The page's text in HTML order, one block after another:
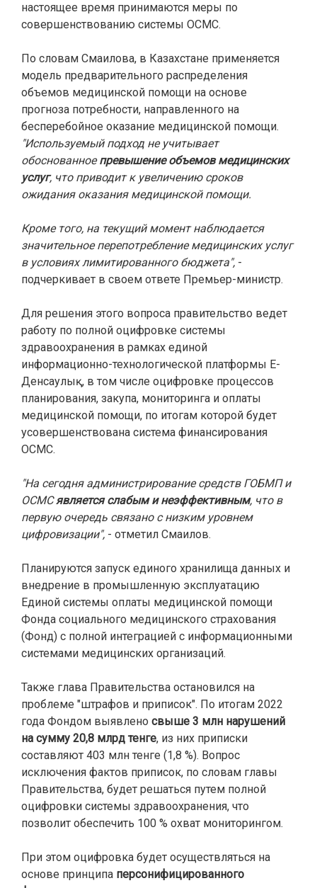
настоящее время принимаются меры по
совершенствованию системы ОСМС.
По словам Смаилова, в Казахстане применяется
модель предварительного распределения
объемов медицинской помощи на основе
прогноза потребности, направленного на
бесперебойное оказание медицинской помощи.
"Используемый подход не учитывает
обоснованноепревышение объемов медицинских
услуг, что приводит к увеличению сроков
ожидания оказания медицинской помощи.
Кроме того, на текущий момент наблюдается
значительное перепотребление медицинских услуг
в условиях лимитированного бюджета", -
подчеркивает в своем ответе Премьер-министр.
Для решения этого вопроса правительство ведет
работу по полной оцифровке системы
здравоохранения в рамках единой
информационно-технологической платформы Е-
Денсаулық, в том числе оцифровке процессов
планирования, закупа, мониторинга и оплаты
медицинской помощи, по итогам которой будет
усовершенствована система финансирования
ОСМС.
"На сегодня администрирование средств ГОБМП и
ОСМСявляется слабым и неэффективным, что в
первую очередь связано с низким уровнем
цифровизации", - отметил Смаилов.
Планируются запуск единого хранилища данных и
внедрение в промышленную эксплуатацию
Единой системы оплаты медицинской помощи
Фонда социального медицинского страхования
(Фонд) с полной интеграцией с информационными
системами медицинских организаций.
Также глава Правительства остановился на
проблеме "штрафов и приписок". По итогам 2022
года Фондом выявлено свыше 3 млн нарушений
на сумму 20,8 млрд тенге, из них приписки
составляют 403 млн тенге (1,8 %). Вопрос
исключения фактов приписок, по словам главы
Правительства, будет решаться путем полной
оцифровки системы здравоохранения, что
позволит обеспечить 100 % охват мониторингом.
При этом оцифровка будет осуществляться на
основе принципа персонифицированного